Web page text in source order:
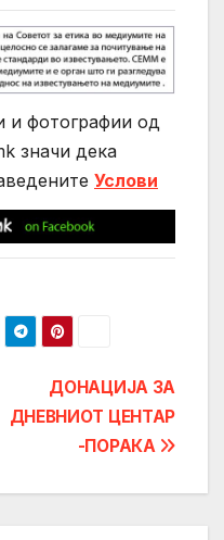
и фотографии од
значи дека
Услови
ДОНАЦИЈА ЗА
ДНЕВНИОТ ЦЕНТАР
-ПОРАКА